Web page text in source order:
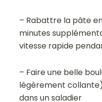
– Rabattre la pâte
minutes
vitesse rapide
– Faire une belle
légèrement
dans un saladier